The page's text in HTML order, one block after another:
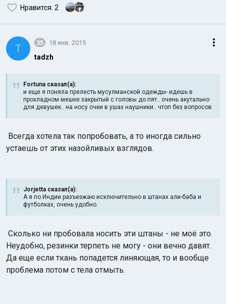
Нравится: 2
T 35 18 янв. 2015
tadzh
Fortuna сказал(а):
и еще я поняла прелесть мусулманской одежды- идешь в
прохладном мешке закрытый с головы до пят.. очень акутально
для девушек.. на носу очки в ушах наушники.. чтоп без вопросов
Всегда хотела так попробовать, а то иногда сильно
устаешь от этих назойливых взглядов.
Jorjetta сказал(а):
А я по Индии разъезжаю исключительно в штанах али-баба и
футболках, очень удобно.
Сколько ни пробовала носить эти штаны - не моё это.
Неудобно, резинки терпеть не могу - они вечно давят.
Да еще если ткань попадется линяющая, то и вообще
проблема потом с тела отмыть.